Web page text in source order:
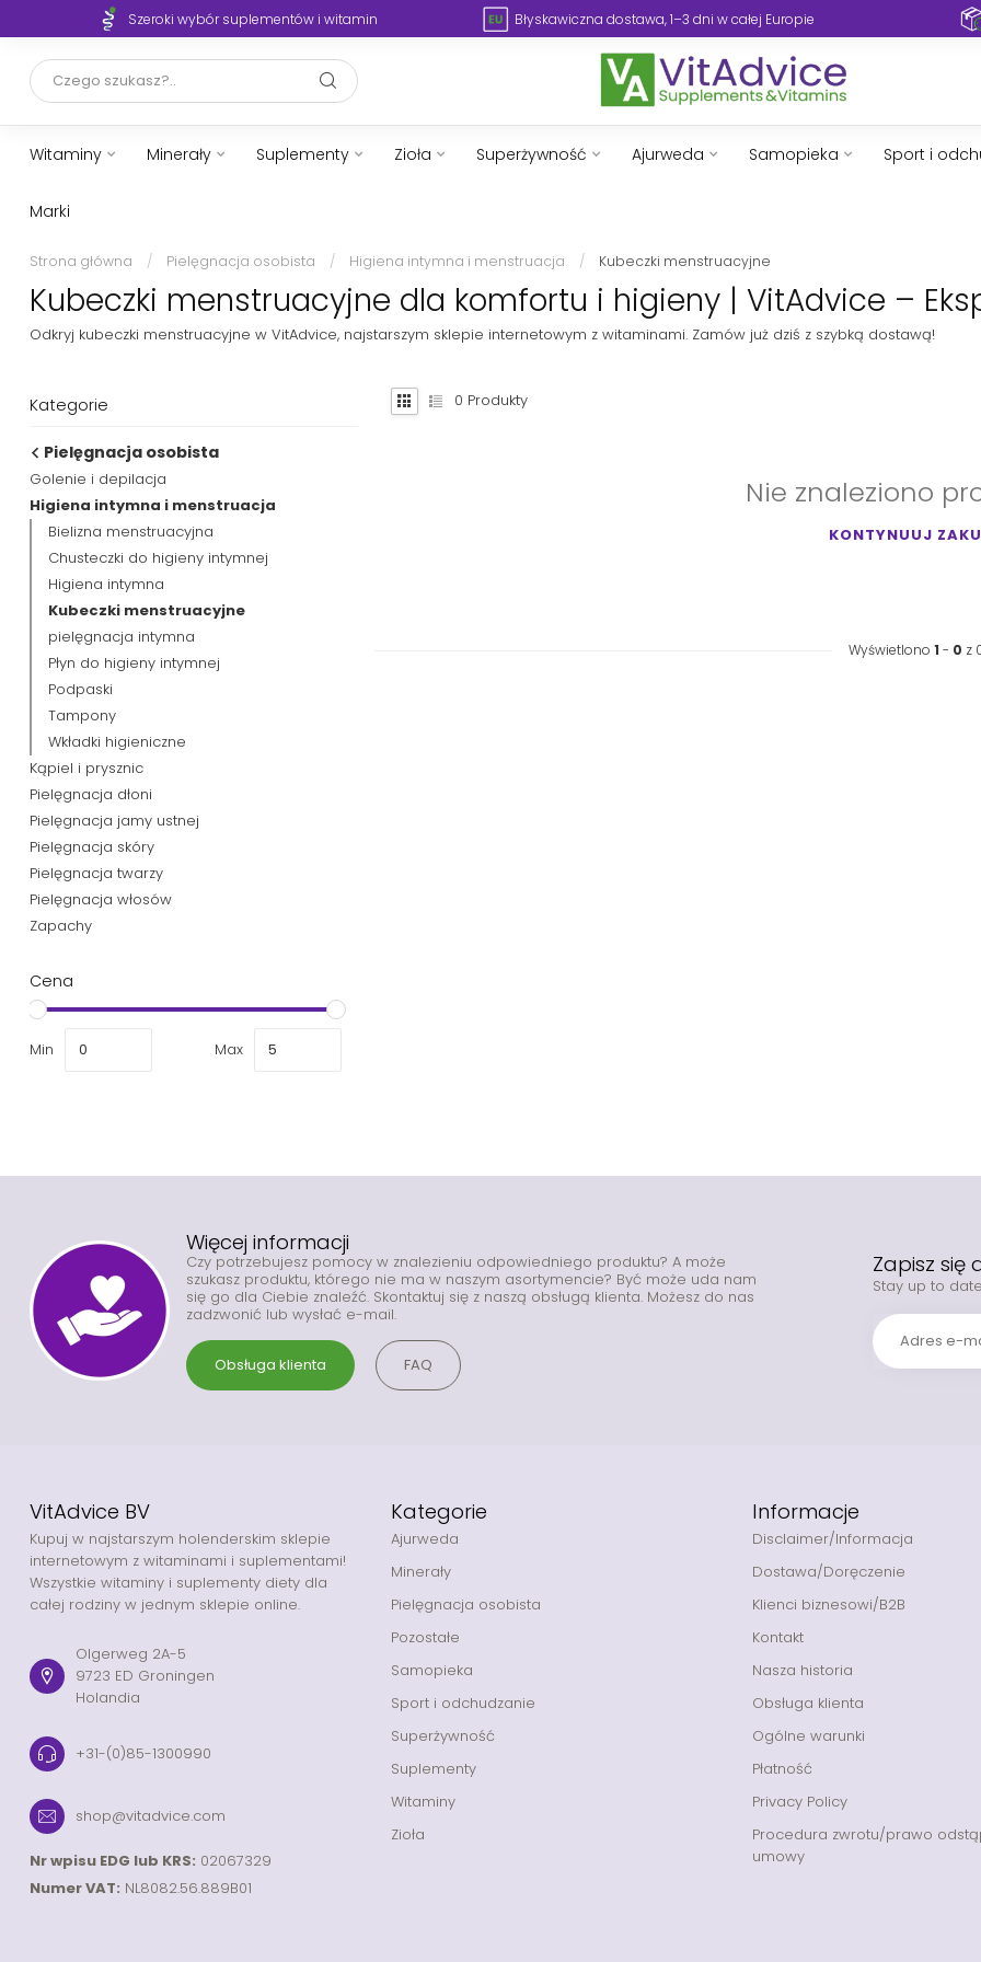
Szeroki wybór suplementów i witamin Błyskawiczna dostawa, 1–3 dni w całej Europie
Witaminy Minerały Suplementy Zioła Superżywność Ajurweda Samopieka Sport i
Marki
Strona główna / Pielęgnacja osobista / Higiena intymna i menstruacja / Kubeczki menstruacyjne
Kubeczki menstruacyjne dla komfortu i higieny | VitAdvice –
Odkryj kubeczki menstruacyjne w VitAdvice, najstarszym sklepie internetowym z witaminami. Zamów już dziś z szybką dostawą!
Kategorie
Pielęgnacja osobista
Golenie i depilacja
Higiena intymna i menstruacja
Bielizna menstruacyjna
Chusteczki do higieny intymnej
Higiena intymna
Kubeczki menstruacyjne
pielęgnacja intymna
Płyn do higieny intymnej
Podpaski
Tampony
Wkładki higieniczne
Kąpiel i prysznic
Pielęgnacja dłoni
Pielęgnacja jamy ustnej
Pielęgnacja skóry
Pielęgnacja twarzy
Pielęgnacja włosów
Zapachy
Cena
Min Max
0 Produkty
Nie znaleziono
KONTYNUUJ
Wyświetlono 1 - 0 z
Więcej informacji
Czy potrzebujesz pomocy w znalezieniu odpowiedniego produktu? A może
szukasz produktu, którego nie ma w naszym asortymencie? Być może uda nam
się go dla Ciebie znaleźć. Skontaktuj się z naszą obsługą klienta. Możesz do nas
zadzwonić lub wysłać e-mail.
Obsługa klienta FAQ
Zapisz się
Stay up to
VitAdvice BV
Kupuj w najstarszym holenderskim sklepie
internetowym z witaminami i suplementami!
Wszystkie witaminy i suplementy diety dla
całej rodziny w jednym sklepie online.
Olgerweg 2A-5
9723 ED Groningen
Holandia
+31-(0)85-1300990
shop@vitadvice.com
Nr wpisu EDG lub KRS: 02067329
Numer VAT: NL8082.56.889B01
Kategorie
Ajurweda
Minerały
Pielęgnacja osobista
Pozostałe
Samopieka
Sport i odchudzanie
Superżywność
Suplementy
Witaminy
Zioła
Informacje
Disclaimer/Informacja
Dostawa/Doręczenie
Klienci biznesowi/B2B
Kontakt
Nasza historia
Obsługa klienta
Ogólne warunki
Płatność
Privacy Policy
Procedura zwrotu/prawo
umowy